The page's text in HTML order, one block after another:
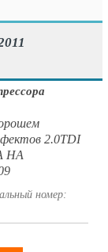
2.0TDI
НА
номер: